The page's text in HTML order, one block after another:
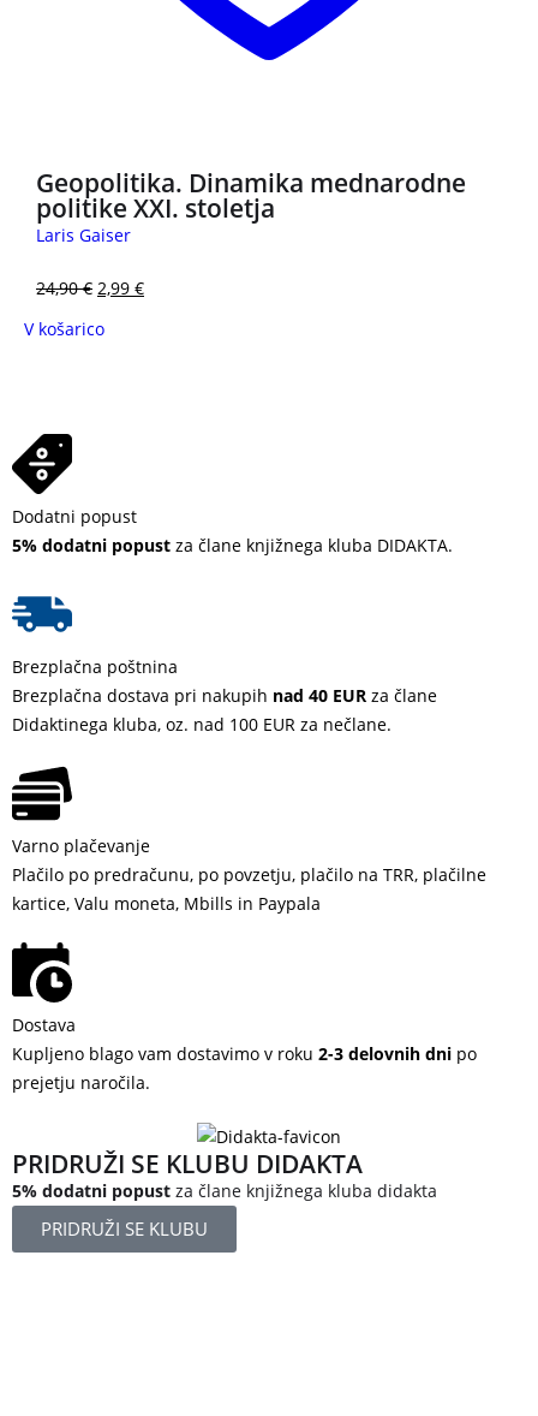
Geopolitika. Dinamika mednarodne
politike XXI. stoletja
Laris Gaiser
24,90€ 2,99 €
V košarico
Dodatni popust
5% dodatni popust za člane knjižnega kluba DIDAKTA.
Brezplačna poštnina
Brezplačna dostava pri nakupih nad 40 EUR za člane
Didaktinega kluba, oz. nad 100 EUR za nečlane.
Varno plačevanje
Plačilo po predračunu, po povzetju, plačilo na TRR, plačilne
kartice, Valu moneta, Mbills in Paypala
Dostava
Kupljeno blago vam dostavimo v roku 2-3 delovnih dni po
prejetju naročila.
PRIDRUŽI SE KLUBU DIDAKTA
5% dodatni popust za člane knjižnega kluba didakta
PRIDRUŽI SE KLUBU